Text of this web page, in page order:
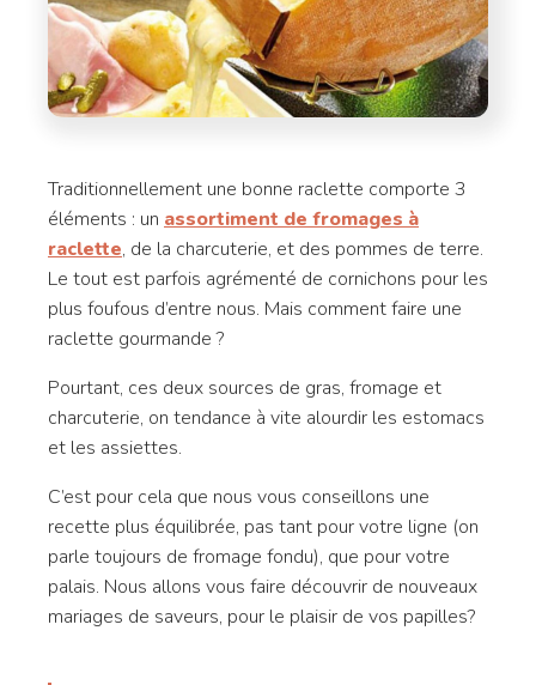
Traditionnellement une bonne raclette comporte 3
éléments : un assortiment de fromages à
raclette, de la charcuterie, et des pommes de terre.
Le tout est parfois agrémenté de cornichons pour les
plus foufous d’entre nous. Mais comment faire une
raclette gourmande ?
Pourtant, ces deux sources de gras, fromage et
charcuterie, on tendance à vite alourdir les estomacs
et les assiettes.
C’est pour cela que nous vous conseillons une
recette plus équilibrée, pas tant pour votre ligne (on
parle toujours de fromage fondu), que pour votre
palais. Nous allons vous faire découvrir de nouveaux
mariages de saveurs, pour le plaisir de vos papilles?